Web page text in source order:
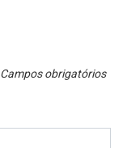
Campos obrigatórios